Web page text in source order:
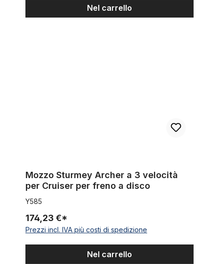
Nel carrello
Mozzo Sturmey Archer a 3 velocità
per Cruiser per freno a disco
Y585
174,23 €*
Prezzi incl. IVA più costi di spedizione
Nel carrello